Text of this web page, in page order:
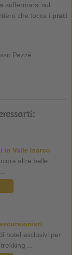
soffermarsi sul
che tocca i prati
Pezzè
in Valle Isarco
altre belle
hotel esclusivi per
...